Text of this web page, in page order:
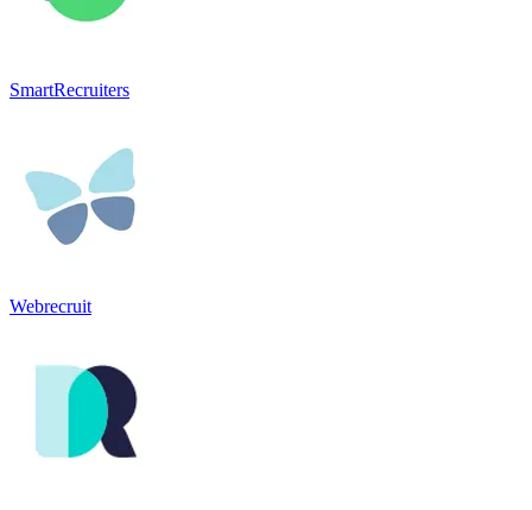
SmartRecruiters
Webrecruit